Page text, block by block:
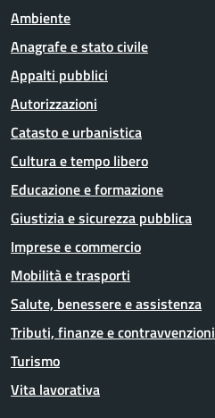
Ambiente
Anagrafe e stato civile
Appalti pubblici
Autorizzazioni
Catasto e urbanistica
Cultura e tempo libero
Educazione e formazione
Giustizia e sicurezza pubblica
Imprese e commercio
Mobilità e trasporti
Salute, benessere e assistenza
Tributi, finanze e contravvenzioni
Turismo
Vita lavorativa